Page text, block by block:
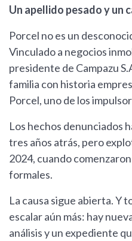
Un apellido pesado y un
Porcel no es un
Vinculado a negocios
presidente de Campazu
familia con historia
Porcel, uno de los
Los hechos denunciados
tres años atrás, pero
2024, cuando
formales.
La causa sigue abierta. Y
escalar aún más: hay
análisis y un expediente